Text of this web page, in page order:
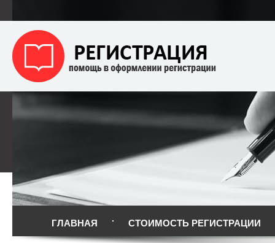
ГЛАВНАЯ СТОИМОСТЬ РЕГИСТРАЦИИ